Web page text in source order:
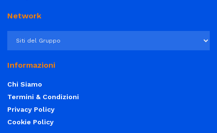
Network
Informazioni
Chi Siamo
Termini & Condizioni
Privacy Policy
Cookie Policy